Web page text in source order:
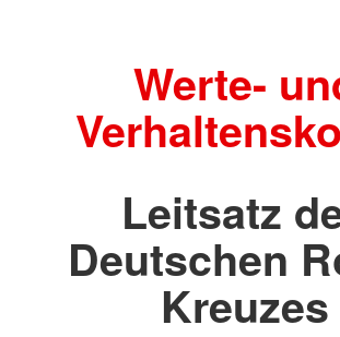
Werte-
Leitsatz
Deutschen
Kreuzes